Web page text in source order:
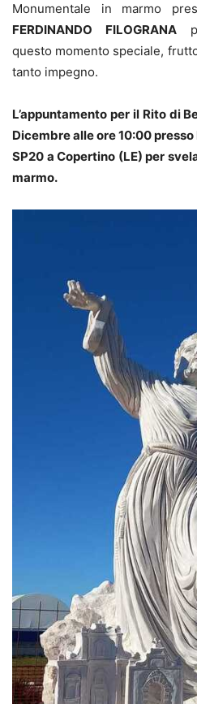
Monumentale in marmo
FERDINANDO FILOGRANA
questo momento speciale,
tanto impegno.
L’appuntamento per il Rito di
Dicembre alle ore 10:00
SP20 a Copertino (LE) per
marmo.